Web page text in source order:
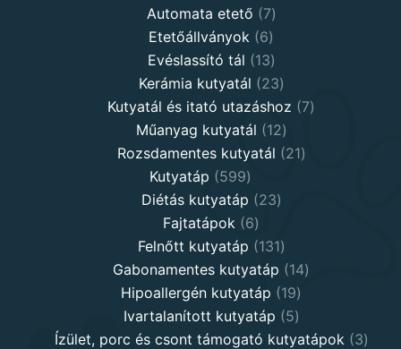
products
Automata etető 77
products
Etetőállványok 66
products
Evéslassító tál 1313
products
Kerámia kutyatál 2323
products
Kutyatál és itató utazáshoz 77
Műanyag kutyatál 1212
products
Rozsdamentes kutyatál 2121
Kutyatáp 599599
products
Diétás kutyatáp 2323
Fajtatápok 66
products
Felnőtt kutyatáp 131131
products
Gabonamentes kutyatáp 1414
Hipoallergén kutyatáp 1919
products
Ivartalanított kutyatáp 55
products
Ízület, porc és csont támogató kutyatápok 33